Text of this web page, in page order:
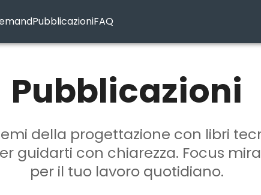
PubblicazioniFAQ
Pubblicazioni
della progettazione con libri
guidarti con chiarezza. Focus
per il tuo lavoro quotidiano.